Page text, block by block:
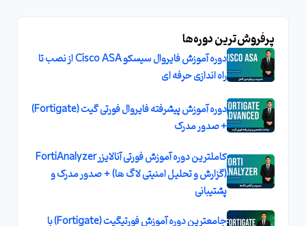
پرفروش‌ترین دوره‌ها
دوره آموزش فایروال سیسکو Cisco ASA از نصب تا
راه اندازی حرفه ای
دوره آموزش پیشرفته فایروال فورتی گیت (Fortigate)
+ صدور مدرک
کاملترین دوره آموزش فورتی آنالایزر FortiAnalyzer
(گزارش و تحلیل امنیتی لاگ ها) + صدور مدرک و
پشتیبانی
جامعترین دوره آموزش فورتیگیت (Fortigate) با